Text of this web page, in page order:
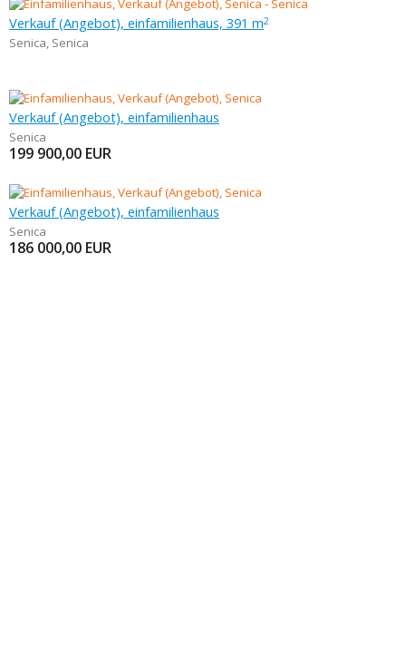
Verkauf (Angebot), einfamilienhaus, 391 m2
Senica, Senica
Verkauf (Angebot), einfamilienhaus
Senica
199 900,00 EUR
Verkauf (Angebot), einfamilienhaus
Senica
186 000,00 EUR